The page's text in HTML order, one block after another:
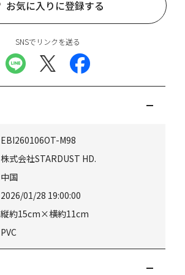
お気に入りに登録する
SNSでリンクを送る
EBI260106OT-M98
株式会社STARDUST HD.
中国
2026/01/28 19:00:00
縦約15cm×横約11cm
PVC